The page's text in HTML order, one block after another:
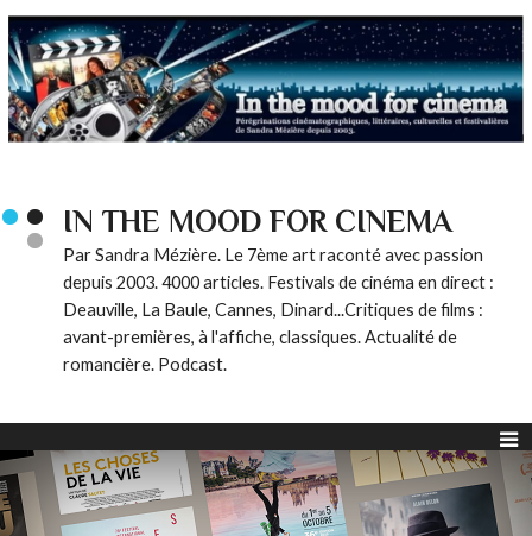
IN THE MOOD FOR CINEMA
Par Sandra Mézière. Le 7ème art raconté avec passion
depuis 2003. 4000 articles. Festivals de cinéma en direct :
Deauville, La Baule, Cannes, Dinard...Critiques de films :
avant-premières, à l'affiche, classiques. Actualité de
romancière. Podcast.